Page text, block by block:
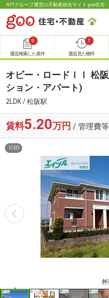
NTTグループ運営の不動産総合サイト goo住宅
0
最近検索した条件
1
最近見た物件
オビー・ロードＩＩ 松
ション・アパート)
2LDK / 松阪駅
賃料5.20万円 / 管理費
1 /20